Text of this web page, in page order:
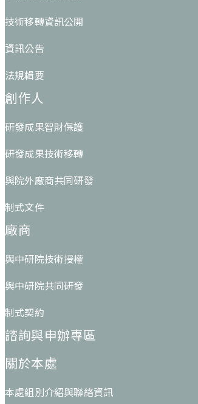
技術移轉資訊公開
資訊公告
法規輯要
創作人
研發成果智財保護
研發成果技術移轉
與院外廠商共同研發
制式文件
廠商
與中研院技術授權
與中研院共同研發
制式契約
諮詢與申辦專區
關於本處
本處組別介紹與聯絡資訊